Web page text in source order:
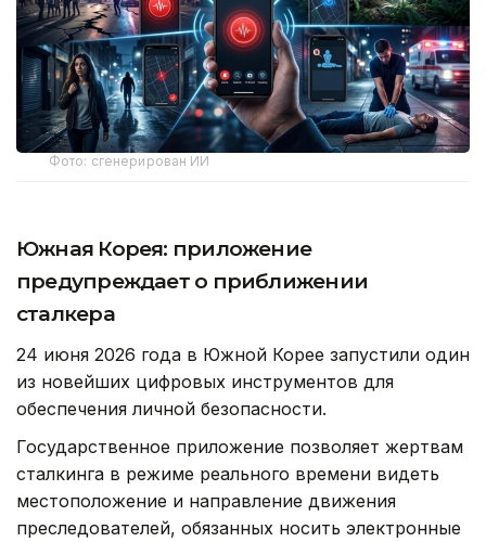
Фото: сгенерирован ИИ
Южная Корея: приложение
предупреждает о приближении
сталкера
24 июня 2026 года в Южной Корее запустили один
из новейших цифровых инструментов для
обеспечения личной безопасности.
Государственное приложение позволяет жертвам
сталкинга в режиме реального времени видеть
местоположение и направление движения
преследователей, обязанных носить электронные